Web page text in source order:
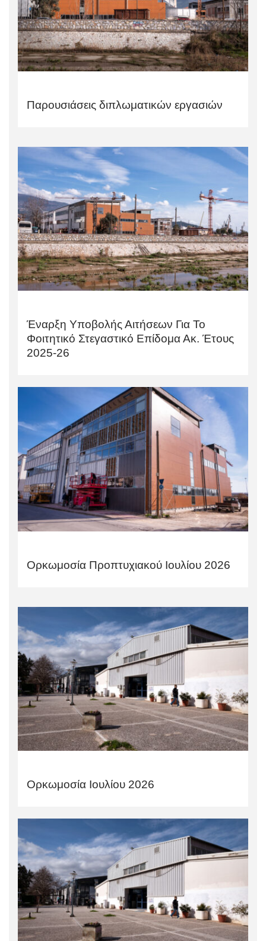
Παρουσιάσεις διπλωματικών εργασιών
Έναρξη Υποβολής Αιτήσεων Για Το
Φοιτητικό Στεγαστικό Επίδομα Ακ. Έτους
2025-26
Ορκωμοσία Προπτυχιακού Ιουλίου 2026
Ορκωμοσία Ιουλίου 2026